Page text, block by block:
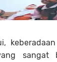
sangat